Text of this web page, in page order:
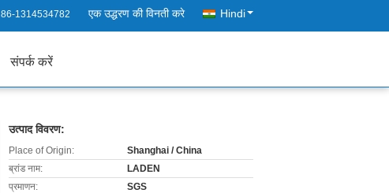
86-1314534782 एक उद्धरण की विनती करे Hindi
संपर्क करें
उत्पाद विवरण:
Place of Origin:
Shanghai / China
ब्रांड नाम:
LADEN
प्रमाणन:
SGS